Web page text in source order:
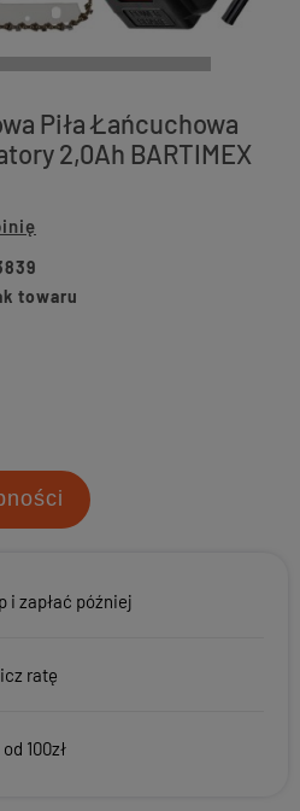
Piła Łańcuchowa
2,0Ah BARTIMEX
towaru
i zapłać później
ratę
100zł